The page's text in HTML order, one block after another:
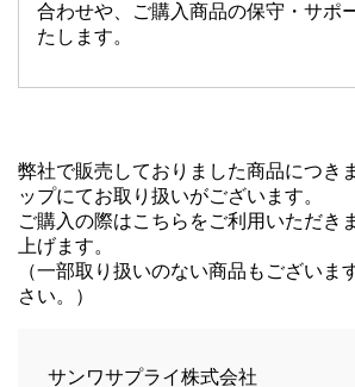
合わせや、ご購入商品の保守・サポ
たします。
弊社で販売しておりました商品につき
ップにてお取り扱いがございます。
ご購入の際はこちらをご利用いただき
上げます。
（一部取り扱いのない商品もございま
さい。）
サンワサプライ株式会社